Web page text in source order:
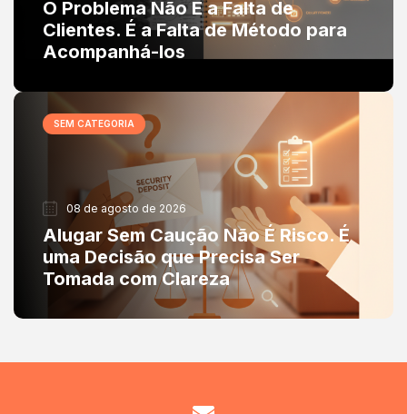
O Problema Não É a Falta de
Clientes. É a Falta de Método para
Acompanhá-los
SEM CATEGORIA
08 de agosto de 2026
Alugar Sem Caução Não É Risco. É
uma Decisão que Precisa Ser
Tomada com Clareza